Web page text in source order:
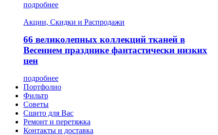
подробнее
Акции, Скидки и Распродажи
66 великолепных коллекций тканей в
Весеннем празднике фантастически низких
цен
подробнее
Портфолио
Фильтр
Советы
Сшито для Вас
Ремонт и перетяжка
Контакты и доставка